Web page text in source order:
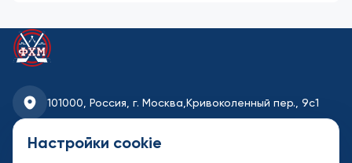
101000, Россия, г. Москва, Кривоколенный пер., 9с1
fhmoscow@mail.ru
Настройки cookie